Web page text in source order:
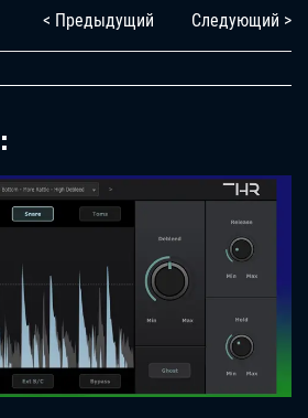
< Предыдущий Следующий >